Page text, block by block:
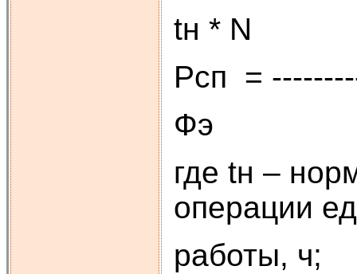
tн * N
Pсп =
Фэ
где tн –
операции
работы, ч;